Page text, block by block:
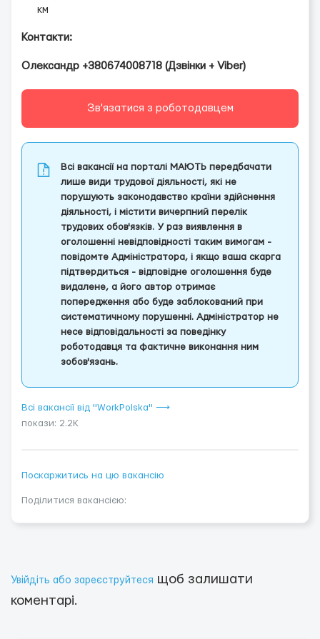
км
Контакти:
Олександр +380674008718 (Дзвінки + Viber)
Зв'язатися з роботодавцем
Всі вакансії на порталі МАЮТЬ передбачати
лише види трудової діяльності, які не
порушують законодавство країни здійснення
діяльності, і містити вичерпний перелік
трудових обов'язків. У раз виявлення в
оголошенні невідповідності таким вимогам -
повідомте Адміністратора, і якщо ваша скарга
підтвердиться - відповідне оголошення буде
видалене, а його автор отримає
попередження або буде заблокований при
систематичному порушенні. Адміністратор не
несе відповідальності за поведінку
роботодавця та фактичне виконання ним
зобов'язань.
Всі вакансії від "WorkPolska" ⟶
покази: 2.2K
Поскаржитись на цю вакансію
Поділитися вакансією:
Увійдіть або зареєструйтеся щоб залишати
коментарі.